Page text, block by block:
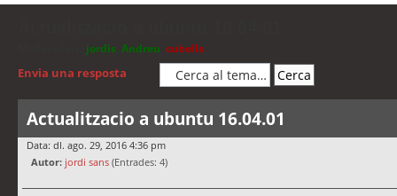
jordis Andreu cubells
Envia una resposta
Actualitzacio a ubuntu 16.04.01
Data: dl. ago. 29, 2016 4:36 pm
Autor: jordi sans (Entrades: 4)